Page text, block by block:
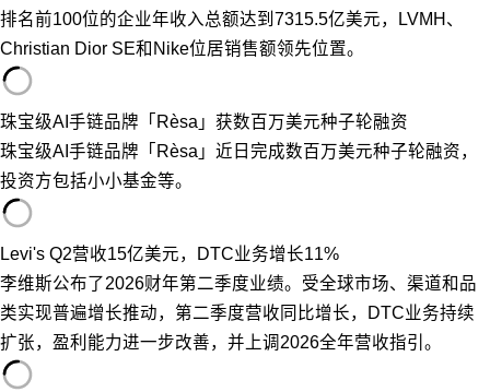
排名前100位的企业年收入总额达到7315.5亿美元，LVMH、
Christian Dior SE和Nike位居销售额领先位置。
珠宝级AI手链品牌「Rèsa」获数百万美元种子轮融资
珠宝级AI手链品牌「Rèsa」近日完成数百万美元种子轮融资，
投资方包括小小基金等。
Levi's Q2营收15亿美元，DTC业务增长11%
李维斯公布了2026财年第二季度业绩。受全球市场、渠道和品
类实现普遍增长推动，第二季度营收同比增长，DTC业务持续
扩张，盈利能力进一步改善，并上调2026全年营收指引。